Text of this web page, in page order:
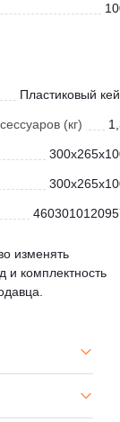
Пластиковый
(кг)
изменять
и комплектность